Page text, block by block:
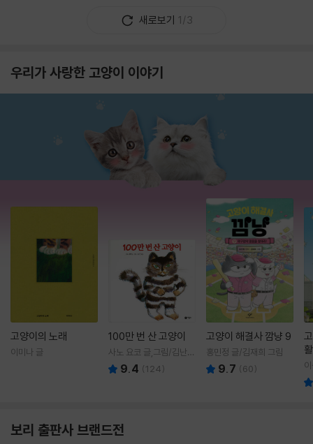
새로보기 1/3
우리가 사랑한 고양이 이야기
고양이의 노래
이미나 글
100만 번 산 고양이
사노 요코 글,그림/김난주
역 9.4 (124)
고양이 해결사 깜냥 9
홍민정 글/김재희 그림
9.7 (60)
보리 출판사 브랜드전